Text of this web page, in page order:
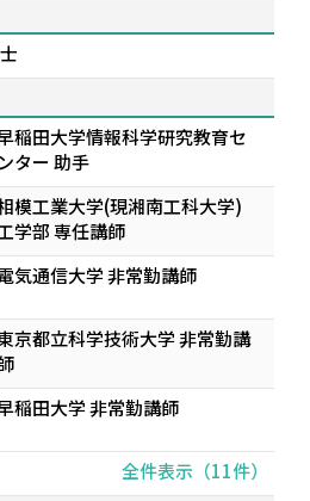
稲田大学情報科学研究教育セ
ンター 助手
模工業大学(現湘南工科大学)
学部 専任講師
気通信大学 非常勤講師
京都立科学技術大学 非常勤講
稲田大学 非常勤講師
全件表示（11件）